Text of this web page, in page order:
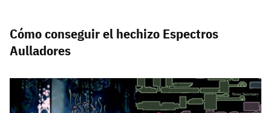
Cómo conseguir el hechizo Espectros
Aulladores